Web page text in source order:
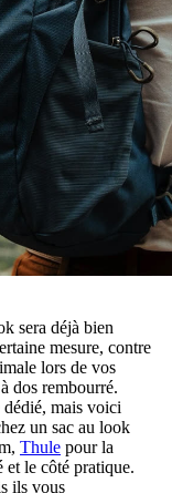
sera déjà bien
mesure, contre
lors de vos
dos rembourré.
dédié, mais voici
un sac au look
Thule pour la
le côté pratique.
ils vous